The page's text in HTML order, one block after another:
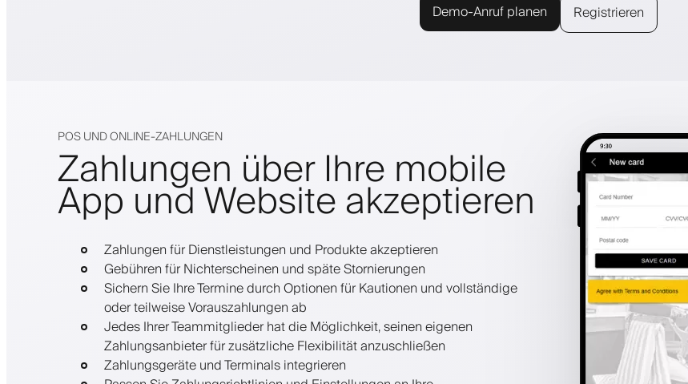
Demo-Anruf planen Registrieren
POS UND ONLINE-ZAHLUNGEN
Zahlungen über Ihre mobile
App und Website akzeptieren
Zahlungen für Dienstleistungen und Produkte akzeptieren
Gebühren für Nichterscheinen und späte Stornierungen
Sichern Sie Ihre Termine durch Optionen für Kautionen und vollständige
oder teilweise Vorauszahlungen ab
Jedes Ihrer Teammitglieder hat die Möglichkeit, seinen eigenen
Zahlungsanbieter für zusätzliche Flexibilität anzuschließen
Zahlungsgeräte und Terminals integrieren